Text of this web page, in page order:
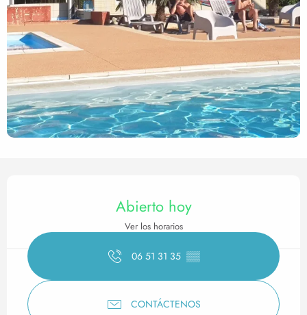
Horarios y datos de
Abierto hoy
Ver los horarios
06 51 31 35 ▒▒
CONTÁCTENOS